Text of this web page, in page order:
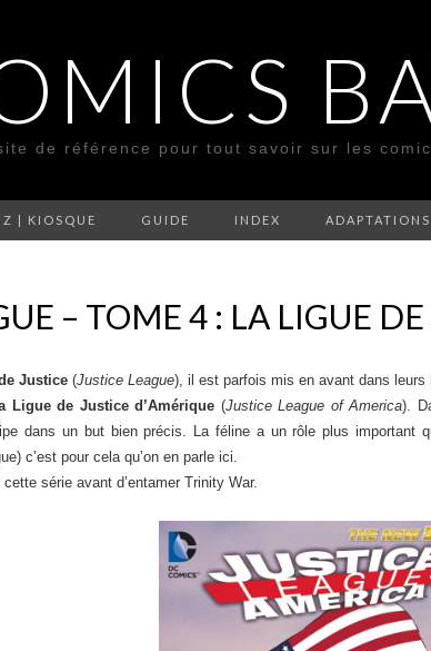
de référence pour tout savoir sur les
Z | KIOSQUE GUIDE INDEX ADAPTATIONS
– TOME 4 : LA LIGUE
Justice (Justice League), il est parfois mis en avant dans leurs
Ligue de Justice d’Amérique (Justice League of America).
dans un but bien précis. La féline a un rôle plus important
c’est pour cela qu’on en parle ici.
série avant d’entamer Trinity War.